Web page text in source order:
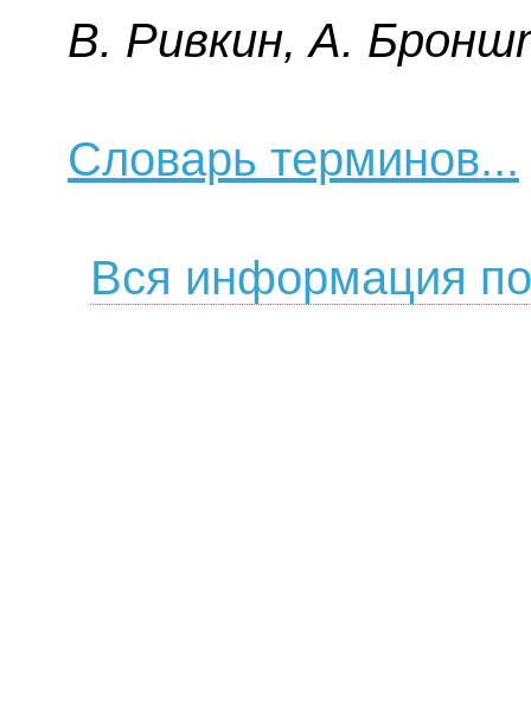
B. Pивкин, A.
Словарь терминов...
Вся информация